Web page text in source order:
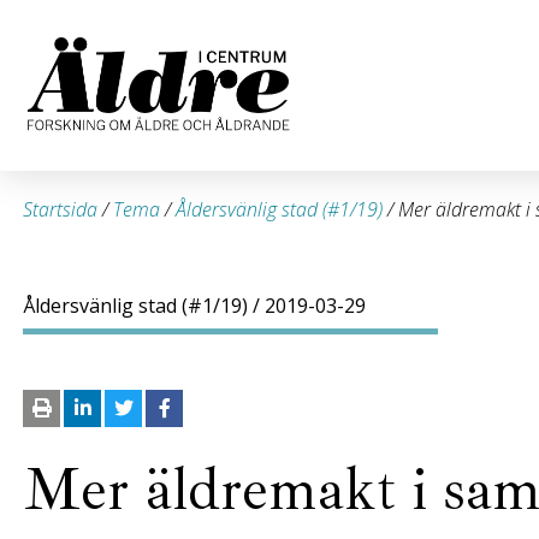
Startsida/Tema/Åldersvänlig stad (#1/19)/Mer äldremakt i
Åldersvänlig stad (#1/19) / 2019-03-29
Mer äldremakt i